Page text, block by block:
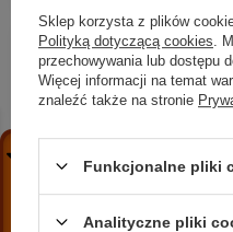
AX
prysznicowej
ramiona, Czarny
12 821,15 zł / szt.
Fine z kompletem
Czarny Matowy
914,38 zł / szt.
Sklep korzysta z plików
Polityką dotyczącą cookies .
przechowywania lub dostępu
Więcej informacji na temat
znaleźć także na stronie
Funkcjonalne pliki
Analityczne pliki